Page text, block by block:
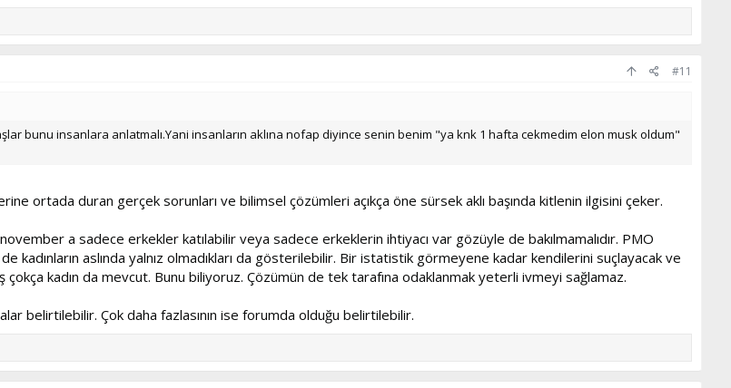
#11
bunu insanlara anlatmalı.Yani insanların aklına nofap diyince senin benim "ya knk 1 hafta cekmedim elon musk oldum"
ortada duran gerçek sorunları ve bilimsel çözümleri açıkça öne sürsek aklı başında kitlenin ilgisini çeker.
a sadece erkekler katılabilir veya sadece erkeklerin ihtiyacı var gözüyle de bakılmamalıdır. PMO
de kadınların aslında yalnız olmadıkları da gösterilebilir. Bir istatistik görmeyene kadar kendilerini suçlayacak ve
çokça kadın da mevcut. Bunu biliyoruz. Çözümün de tek tarafına odaklanmak yeterli ivmeyi sağlamaz.
belirtilebilir. Çok daha fazlasının ise forumda olduğu belirtilebilir.